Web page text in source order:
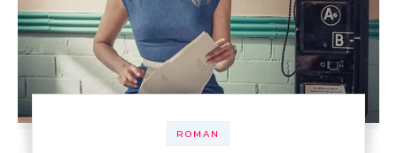
ROMAN